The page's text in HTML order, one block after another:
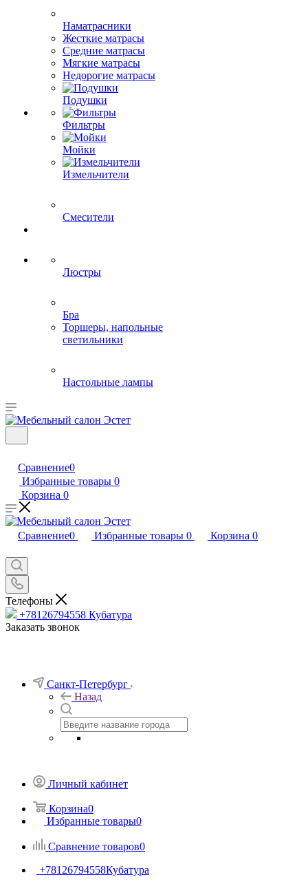
Наматрасники
Жесткие матрасы
Средние матрасы
Мягкие матрасы
Недорогие матрасы
Подушки
Фильтры
Мойки
Измельчители
Смесители
Люстры
Бра
Торшеры, напольные
светильники
Настольные лампы
Сравнение0
Избранные товары 0
Корзина 0
Сравнение0 Избранные товары 0 Корзина 0
Телефоны
+78126794558 Кубатура
Заказать звонок
Санкт-Петербург
Назад
Личный кабинет
Корзина0
Избранные товары0
Сравнение товаров0
+78126794558Кубатура